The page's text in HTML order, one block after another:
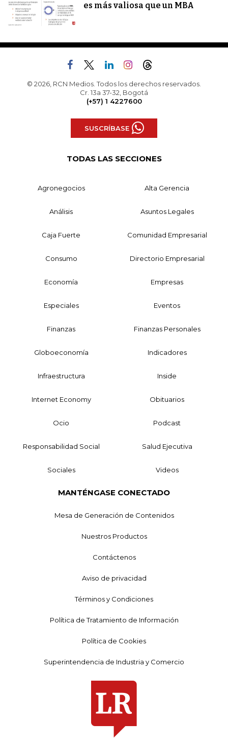
es más valiosa que un MBA
© 2026, RCN Medios. Todos los derechos reservados.
Cr. 13a 37-32, Bogotá
(+57) 1 4227600
SUSCRÍBASE
TODAS LAS SECCIONES
Agronegocios Alta Gerencia
Análisis Asuntos Legales
Caja Fuerte Comunidad Empresarial
Consumo Directorio Empresarial
Economía Empresas
Especiales Eventos
Finanzas Finanzas Personales
Globoeconomía Indicadores
Infraestructura Inside
Internet Economy Obituarios
Ocio Podcast
Responsabilidad Social Salud Ejecutiva
Sociales Videos
MANTÉNGASE CONECTADO
Mesa de Generación de Contenidos
Nuestros Productos
Contáctenos
Aviso de privacidad
Términos y Condiciones
Política de Tratamiento de Información
Política de Cookies
Superintendencia de Industria y Comercio